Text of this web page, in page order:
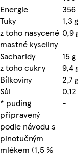
Energie
Tuky
1,3 g
z toho nasycené
mastné kyseliny
0,9
Sacharidy
15 g
z toho cukry
9,4
Bílkoviny
2,7
Sůl
* puding
připravený
podle návodu s
plnotučným
mlékem (1,5 %
-